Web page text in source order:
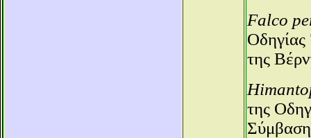
Falco
της
της